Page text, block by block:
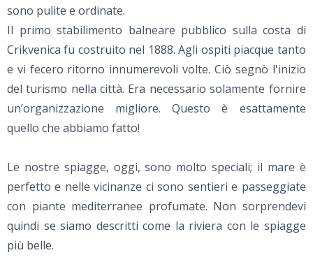
sono pulite e ordinate.
Il primo stabilimento balneare pubblico sulla costa di
Crikvenica fu costruito nel 1888. Agli ospiti piacque tanto
e vi fecero ritorno innumerevoli volte. Ciò segnò l'inizio
del turismo nella città. Era necessario solamente fornire
un’organizzazione migliore. Questo è esattamente
quello che abbiamo fatto!
Le nostre spiagge, oggi, sono molto speciali; il mare è
perfetto e nelle vicinanze ci sono sentieri e passeggiate
con piante mediterranee profumate. Non sorprendevi
quindi se siamo descritti come la riviera con le spiagge
più belle.